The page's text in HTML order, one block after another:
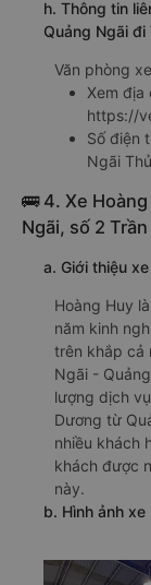
h. Thông tin
Quảng Ngãi
Văn phòng
Xem địa
https://
Số điện
Ngãi
🚌 4. Xe
Ngãi, số 2
a. Giới thiệu
Hoàng Huy
năm kinh
trên khắp cả
Ngãi -
lượng dịch
Dương từ
nhiều khách
khách được
này.
b. Hình ảnh xe